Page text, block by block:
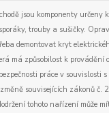
jsou komponenty určeny
trouby a sušičky.
demontovat kryt
má způsobilost k provádění
práce v souvislosti
souvisejících zákonů č.
tohoto nařízení může